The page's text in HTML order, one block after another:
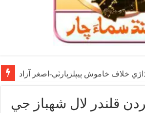
خلاف خاموش پيپلزپارٽي-اصغر آزاد
قلندر لال شهباز جي